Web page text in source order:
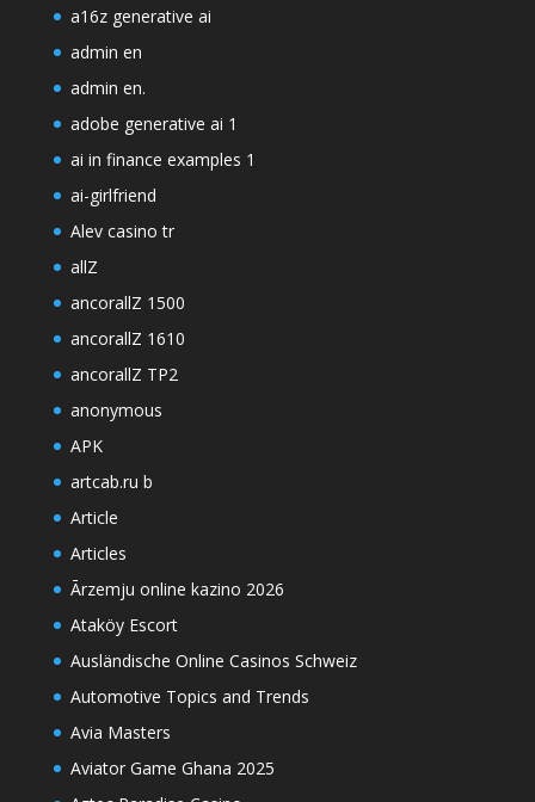
a16z generative ai
admin en
admin en.
adobe generative ai 1
ai in finance examples 1
ai-girlfriend
Alev casino tr
allZ
ancorallZ 1500
ancorallZ 1610
ancorallZ TP2
anonymous
APK
artcab.ru b
Article
Articles
Ārzemju online kazino 2026
Ataköy Escort
Ausländische Online Casinos Schweiz
Automotive Topics and Trends
Avia Masters
Aviator Game Ghana 2025